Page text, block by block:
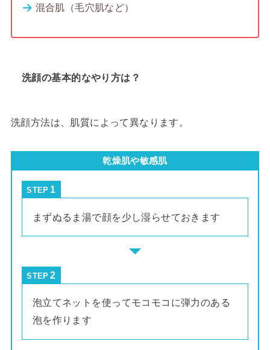
混合肌（毛穴肌など）
洗顔の基本的なやり方は？
洗顔方法は、肌質によって異なります。
乾燥肌や敏感肌
STEP
まずぬるま湯で顔を少し湿らせておきます
STEP
泡立てネットを使ってモコモコに弾力のある
泡を作ります